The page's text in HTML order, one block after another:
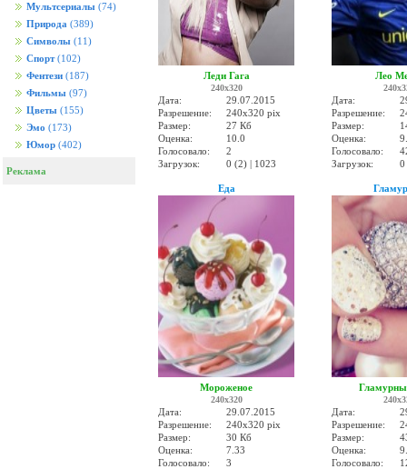
Мультсериалы (74)
Природа (389)
Символы (11)
Спорт (102)
Фентези (187)
Фильмы (97)
Цветы (155)
Эмо (173)
Юмор (402)
Реклама
Леди Гага
240x320
Дата:
29.07.2015
Разрешение:
240x320 pix
Размер:
27 Кб
Оценка:
10.0
Голосовало:
2
Загрузок:
0 (2) | 1023
Лео
Дата:
Разрешение:
Размер:
Оценка:
Голосовало:
Загрузок:
0
Еда
Мороженое
240x320
Дата:
29.07.2015
Разрешение:
240x320 pix
Размер:
30 Кб
Оценка:
7.33
Голосовало:
3
Дата:
Разрешение:
Размер:
Оценка:
Голосовало: